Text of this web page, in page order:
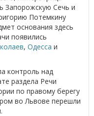
Запорожскую Сечь и
Потемкину
основания здесь
появились
, Одесса и
контроль над
раздела Речи
по правому берегу
во Львове перешли